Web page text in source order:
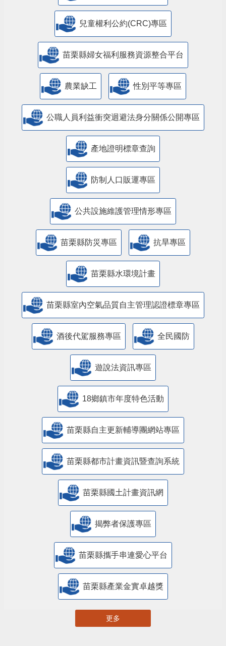
兒童權利公約(CRC)專區
苗栗縣婦女福利服務資源整合平台
農業缺工 性別平等專區
公職人員利益衝突迴避法身分關係公開專區
產地證明標章查詢
防制人口販運專區
​公共設施維護管理情形專區
苗栗縣防災專區 抗旱專區
苗栗縣水環境計畫
苗栗縣室內空氣品質自主管理認證標章專區
酒後代駕服務專區 全民國防
遊說法資訊專區
18鄉鎮市年度特色活動
苗栗縣自主更新輔導團網站專區
苗栗縣都市計畫資訊暨查詢系統
苗栗縣國土計畫資訊網
揭弊者保護專區
苗栗縣攜手串連愛心平台
苗栗縣產業金實卓越獎
更多